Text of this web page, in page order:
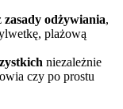
zasady odżywiania,
plażową
niezależnie
czy po prostu